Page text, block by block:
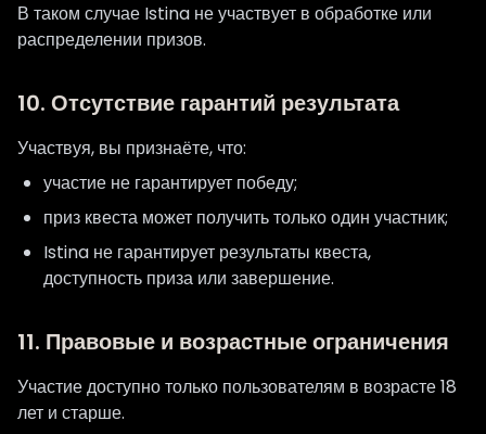
В таком случае Istina не участвует в обработке или
распределении призов.
10. Отсутствие гарантий результата
Участвуя, вы признаёте, что:
участие не гарантирует победу;
приз квеста может получить только один участник;
Istina не гарантирует результаты квеста,
доступность приза или завершение.
11. Правовые и возрастные ограничения
Участие доступно только пользователям в возрасте 18
лет и старше.